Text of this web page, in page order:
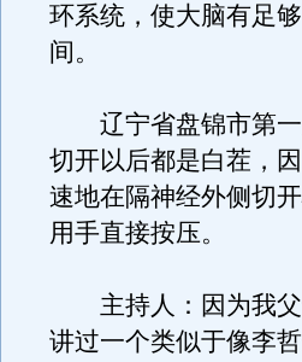
环系统，使大脑有足
间。
辽宁省盘锦市第一
切开以后都是白茬，
速地在隔神经外侧切
用手直接按压。
主持人：因为我父
讲过一个类似于像李